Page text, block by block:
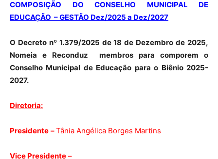
COMPOSIÇÃO DO CONSELHO MUNICIPAL DE
EDUCAÇÃO – GESTÃO Dez/2025 a Dez/2027
O Decreto nº 1.379/2025 de 18 de Dezembro de 2025,
Nomeia e Reconduz membros para comporem o
Conselho Municipal de Educação para o Biênio 2025-
2027.
Diretoria:
Presidente –Tânia Angélica Borges Martins
Vice Presidente –